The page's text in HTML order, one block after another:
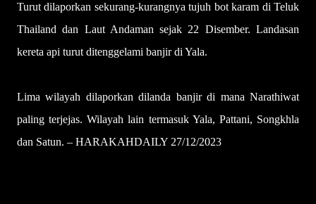
Turut dilaporkan sekurang-kurangnya tujuh bot karam di Teluk
Thailand dan Laut Andaman sejak 22 Disember. Landasan
kereta api turut ditenggelami banjir di Yala.
Lima wilayah dilaporkan dilanda banjir di mana Narathiwat
paling terjejas. Wilayah lain termasuk Yala, Pattani, Songkhla
dan Satun. – HARAKAHDAILY 27/12/2023